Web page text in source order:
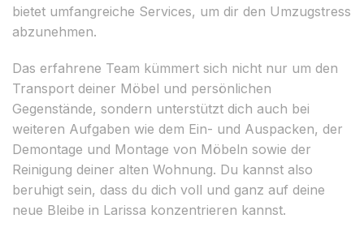
bietet umfangreiche Services, um dir den Umzugstress
abzunehmen.
Das erfahrene Team kümmert sich nicht nur um den
Transport deiner Möbel und persönlichen
Gegenstände, sondern unterstützt dich auch bei
weiteren Aufgaben wie dem Ein- und Auspacken, der
Demontage und Montage von Möbeln sowie der
Reinigung deiner alten Wohnung. Du kannst also
beruhigt sein, dass du dich voll und ganz auf deine
neue Bleibe in Larissa konzentrieren kannst.